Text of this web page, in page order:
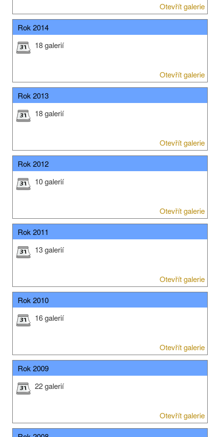
Otevřít galerie
Rok 2014
18 galerií
Otevřít galerie
Rok 2013
18 galerií
Otevřít galerie
Rok 2012
10 galerií
Otevřít galerie
Rok 2011
13 galerií
Otevřít galerie
Rok 2010
16 galerií
Otevřít galerie
Rok 2009
22 galerií
Otevřít galerie